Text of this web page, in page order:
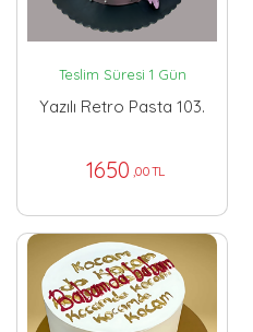
Teslim Süresi 1 Gün
Yazılı Retro Pasta 103.
1650 ,00 TL